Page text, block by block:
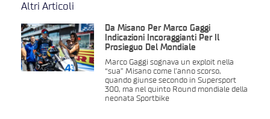
Altri Articoli
Da Misano Per Marco Gaggi
Indicazioni Incoraggianti Per Il
Prosieguo Del Mondiale
Marco Gaggi sognava un exploit nella
“sua” Misano come l’anno scorso,
quando giunse secondo in Supersport
300, ma nel quinto Round mondiale della
neonata Sportbike